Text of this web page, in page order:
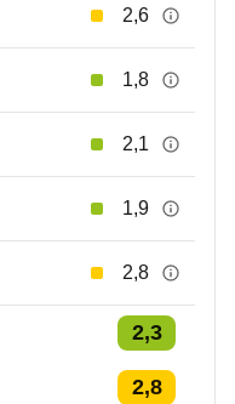
2,6
1,8
2,1
1,9
2,8
2,3
2,8